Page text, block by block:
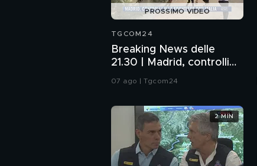
PROSSIMO VIDEO
TGCOM24
Breaking News delle
21.30 | Madrid, controlli
alle frontiere con Italia
07 ago | Tgcom24
2 MIN